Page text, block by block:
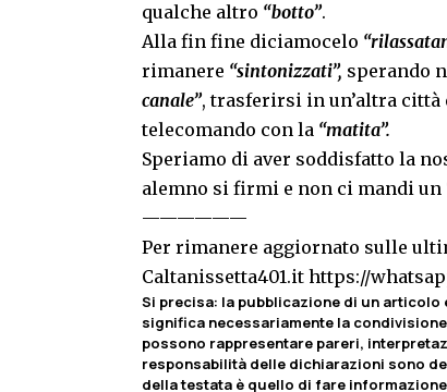
qualche altro “botto”.
Alla fin fine diciamocelo
rimanere “sintonizzati”, sperando
canale”, trasferirsi in un’altra
telecomando con la “matita”.
Speriamo di aver soddisfatto la
alemno si firmi e non ci mandi un
——————
Per rimanere aggiornato sulle
Caltanissetta401.it https://
Si precisa: la pubblicazione di un
significa necessariamente la
possono rappresentare pareri,
responsabilità delle dichiarazioni sono
della testata è quello di fare